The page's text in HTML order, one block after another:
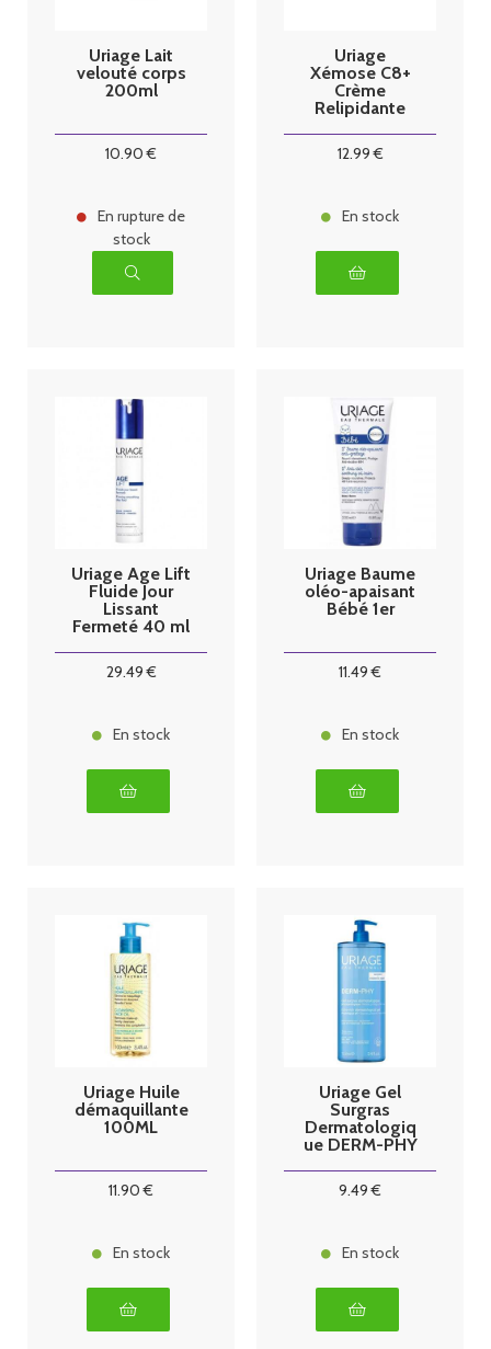
Uriage Lait
velouté corps
200ml
10.90 €
En rupture de
stock
Uriage
Xémose C8+
Crème
Relipidante
12.99€
En stock
Uriage Age Lift
Fluide Jour
Lissant
Fermeté 40 ml
29.49€
En stock
Uriage Baume
oléo-apaisant
Bébé 1er
11.49 €
En stock
Uriage Huile
démaquillante
100ML
11.90 €
En stock
Uriage Gel
Surgras
Dermatologiq
ue DERM-PHY
9.49 €
En stock